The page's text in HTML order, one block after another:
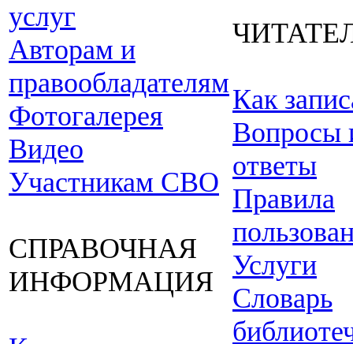
услуг
Авторам и
правообладателям
Фотогалерея
Видео
Участникам СВО
СПРАВОЧНАЯ
ИНФОРМАЦИЯ
Как
Вопросы
ответы
Правила
Услуги
Словарь